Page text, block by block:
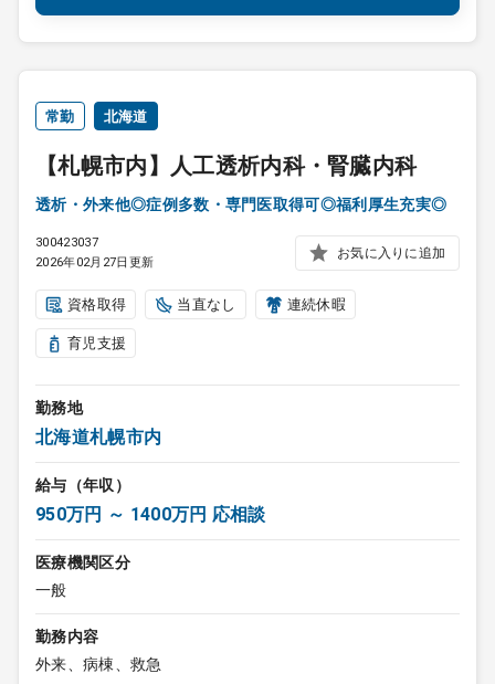
常勤 北海道
【札幌市内】人工透析内科・腎臓内科
透析・外来他◎症例多数・専門医取得可◎福利厚生充実◎
300423037
2026年02月27日更新
お気に入りに追加
資格取得 当直なし 連続休暇
育児支援
勤務地
北海道札幌市内
給与（年収）
950万円 ～ 1400万円 応相談
医療機関区分
一般
勤務内容
外来、病棟、救急